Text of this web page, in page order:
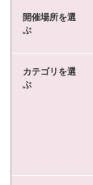
開催場所を選
ぶ
カテゴリを選
ぶ